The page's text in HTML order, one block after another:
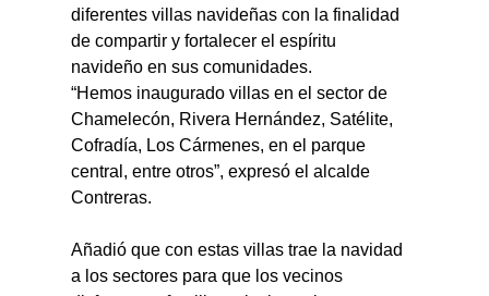
diferentes villas navideñas con la finalidad
de compartir y fortalecer el espíritu
navideño en sus comunidades.
“Hemos inaugurado villas en el sector de
Chamelecón, Rivera Hernández, Satélite,
Cofradía, Los Cármenes, en el parque
central, entre otros”, expresó el alcalde
Contreras.
Añadió que con estas villas trae la navidad
a los sectores para que los vecinos